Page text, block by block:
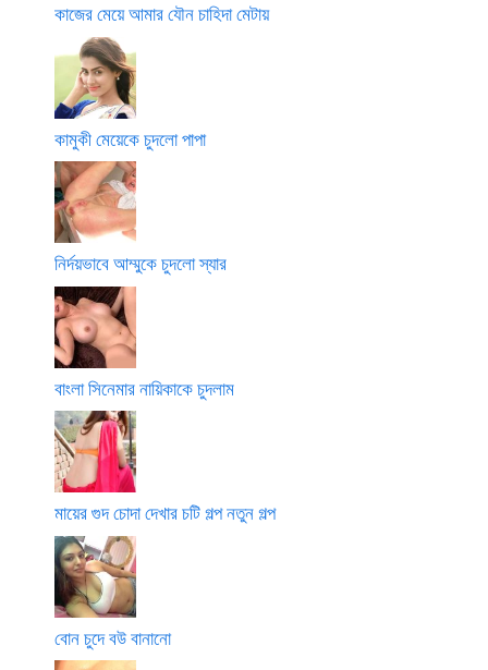
কাজের মেয়ে আমার যৌন চাহিদা মেটায়
কামুকী মেয়েকে চুদলো পাপা
নির্দয়ভাবে আম্মুকে চুদলো স্যার
বাংলা সিনেমার নায়িকাকে চুদলাম
মায়ের গুদ চোদা দেখার চটি গল্প নতুন গল্প
বোন চুদে বউ বানানো